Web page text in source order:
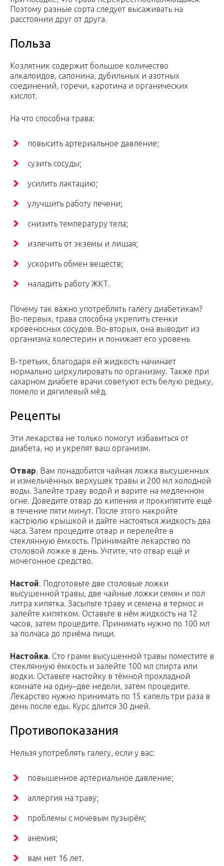
Поэтому разные сорта следует высаживать на
расстоянии друг от друга.
Польза
Козлятник содержит большое количество
алкалоидов, сапонина, дубильных и азотных
соединений, горечи, каротина и органических
кислот.
На что способна трава:
повысить артериальное давление;
сузить сосуды;
усилить лактацию;
улучшить работу печени;
снизить температуру тела;
излечить от экземы и лишая;
ускорить обмен веществ;
наладить работу ЖКТ.
Почему так важно употреблять галегу диабетикам?
Во-первых, трава способна укрепить стенки
кровеносных сосудов. Во-вторых, она выводит из
организма холестерин и понижает его уровень
В-третьих, благодаря ей жидкость начинает
нормально циркулировать по организму. Также при
сахарном диабете врачи советуют есть белую редьку,
помело и дягилевый мёд.
Рецепты
Эти лекарства не только помогут избавиться от
диабета, но и укрепят ваш организм.
Отвар. Вам понадобится чайная ложка высушенных
и измельчённых верхушек травы и 200 мл холодной
воды. Залейте траву водой и варите на медленном
огне. Доведите отвар до кипения и прокипятите ещё
в течение пяти минут. После этого накройте
кастрюлю крышкой и дайте настояться жидкость два
часа. Затем процедите отвар и перелейте в
стеклянную ёмкость. Принимайте лекарство по
столовой ложке в день. Учтите, что отвар ещё и
мочегонное средство.
Настой. Подготовьте две столовые ложки
высушенной травы, две чайные ложки семян и пол
литра кипятка. Засыпьте траву и семена в термос и
залейте кипятком. Оставьте в нём жидкость на 12
часов, затем процедите. Принимать нужно по 100 мл
за полчаса до приёма пищи.
Настойка. Сто грамм высушенной травы поместите в
стеклянную ёмкость и залейте 100 мл спирта или
водки. Оставьте настойку в тёмной прохладной
комнате на одну–две недели, затем процедите.
Лекарство нужно принимать по 15 капель три раза в
день после еды. Курс длится 30 дней.
Противопоказания
Нельзя употреблять галегу, если у вас:
повышенное артериальное давление;
аллергия на траву;
проблемы с мочевым пузырём;
анемия;
вам нет 16 лет.